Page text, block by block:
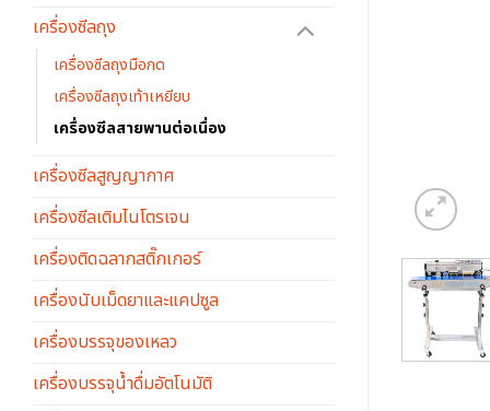
เครื่องซีลถุง
เครื่องซีลถุงมือกด
เครื่องซีลถุงเท้าเหยียบ
เครื่องซีลสายพานต่อเนื่อง
เครื่องซีลสูญญากาศ
เครื่องซีลเติมไนโตรเจน
เครื่องติดฉลากสติ๊กเกอร์
เครื่องนับเม็ดยาและแคปซูล
เครื่องบรรจุของเหลว
เครื่องบรรจุน้ำดื่มอัตโนมัติ